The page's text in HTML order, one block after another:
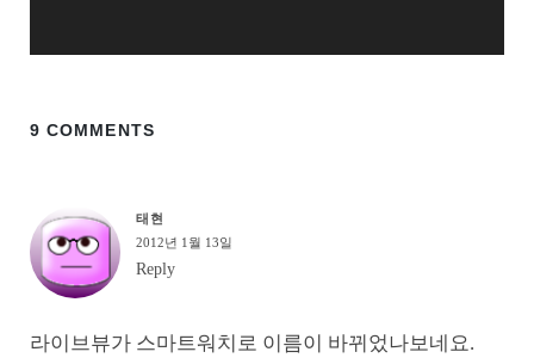
9 COMMENTS
태현
2012년 1월 13일
Reply
라이브뷰가 스마트워치로 이름이 바뀌었나보네요.